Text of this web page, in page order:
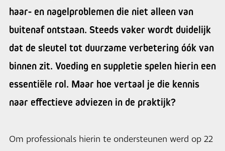
haar- en nagelproblemen die niet alleen van
buitenaf ontstaan. Steeds vaker wordt duidelijk
dat de sleutel tot duurzame verbetering óók van
binnen zit. Voeding en suppletie spelen hierin een
essentiële rol. Maar hoe vertaal je die kennis
naar effectieve adviezen in de praktijk?
Om professionals hierin te ondersteunen werd op 22